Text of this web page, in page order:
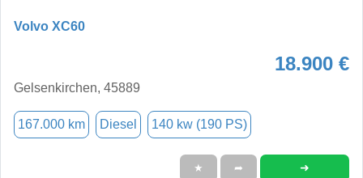
Volvo XC60
18.900 €
Gelsenkirchen, 45889
167.000 km Diesel 140 kw (190 PS)
★ ➦ ➜